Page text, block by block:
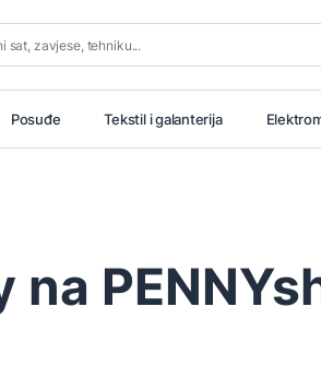
Posuđe Tekstil i galanterija
na